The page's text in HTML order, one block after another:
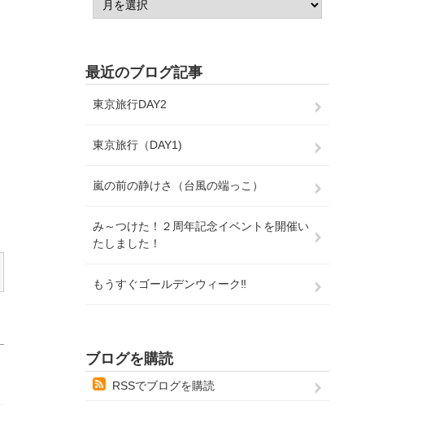
最近のブログ記事
東京旅行DAY2
東京旅行（DAY1)
嵐の前の静けさ（台風の端っこ）
み～つけた！２周年記念イベントを開催い
たしました！
もうすぐゴールデンウィーク‼
ブログを購読
RSSでブログを購読